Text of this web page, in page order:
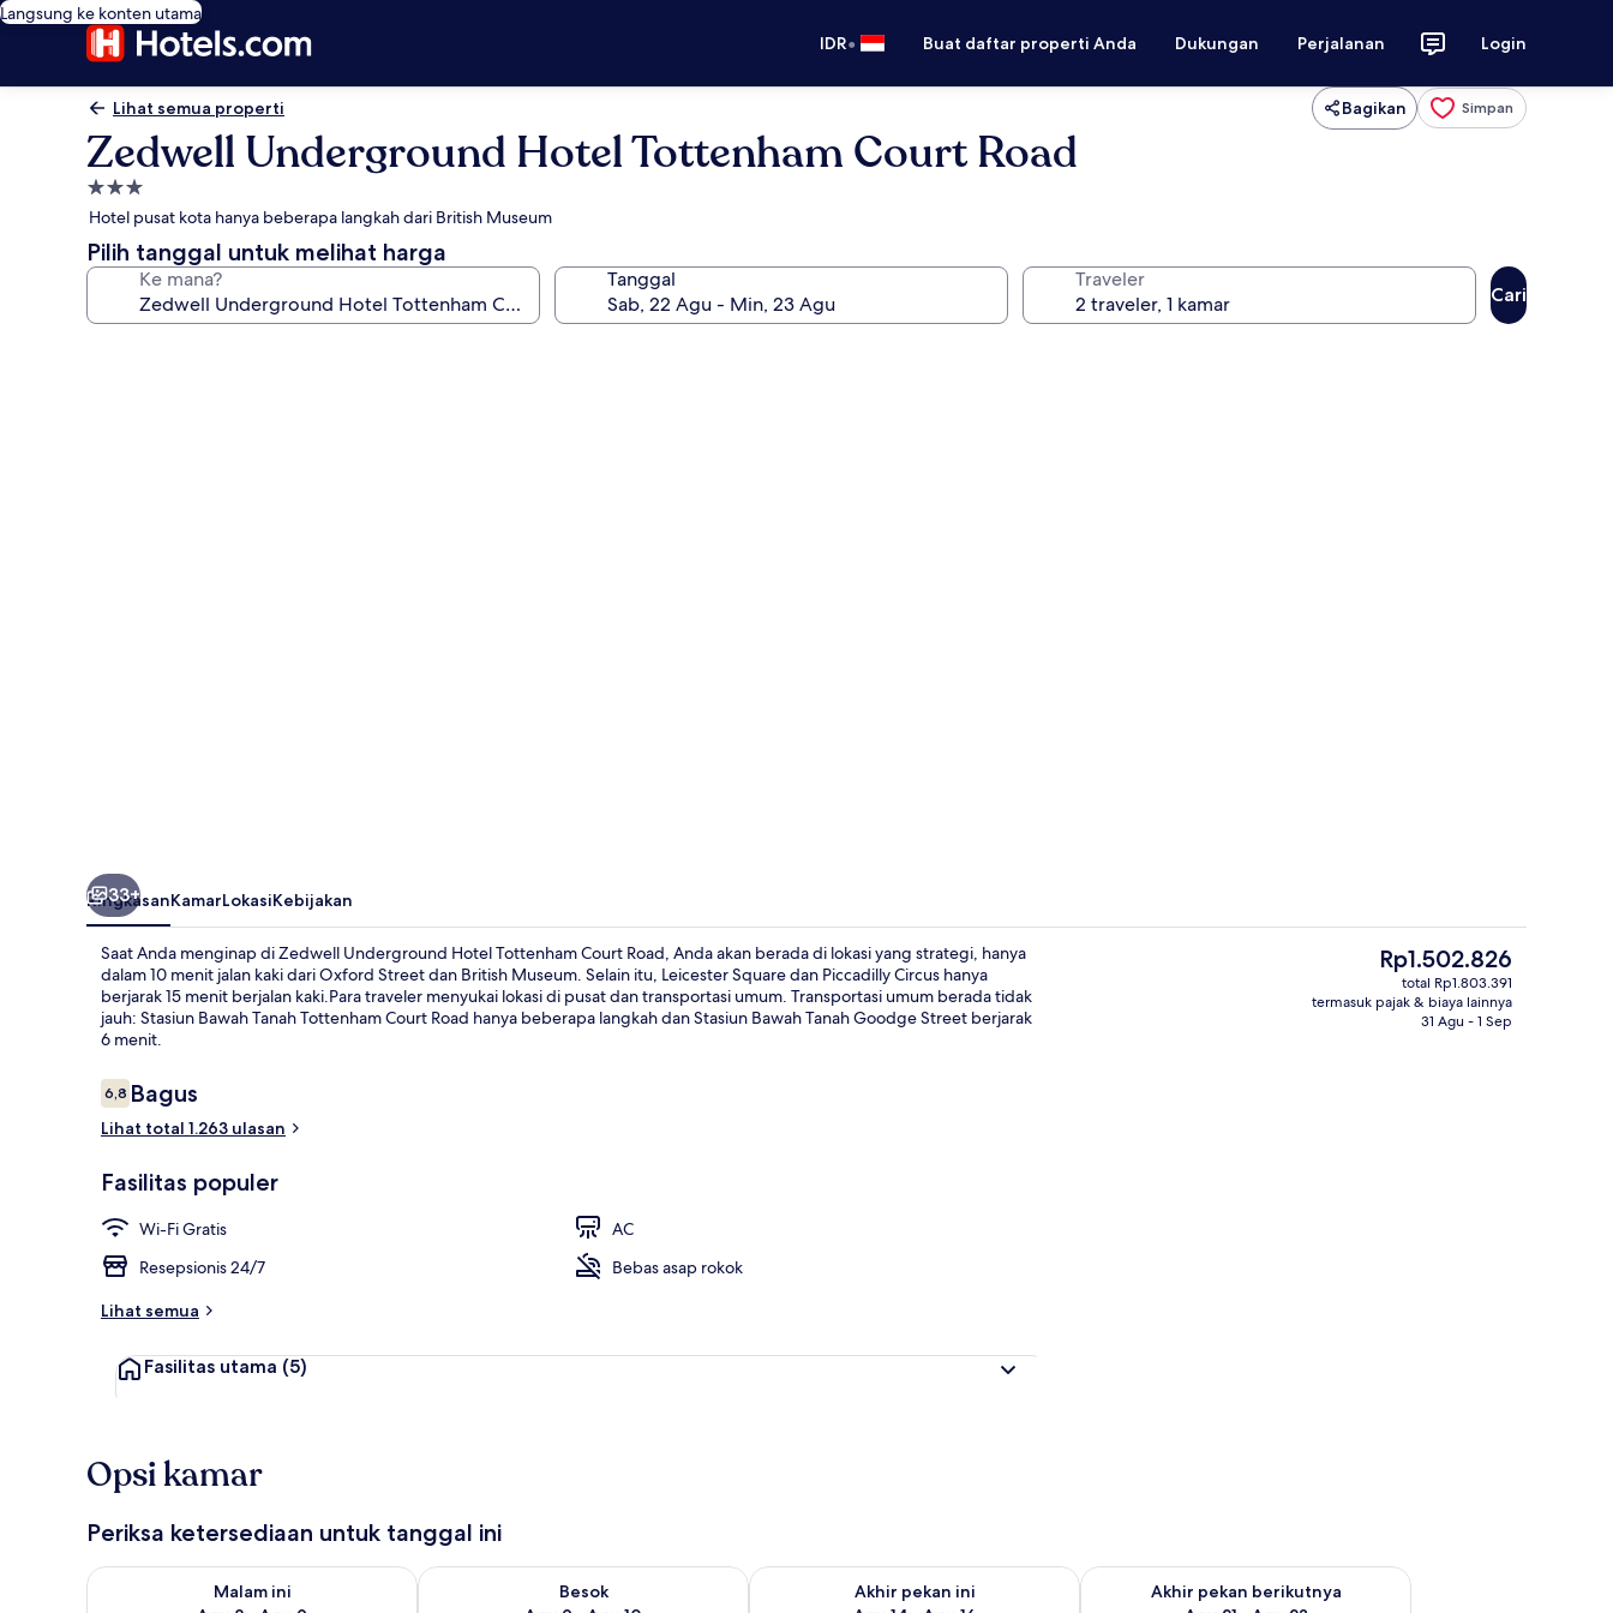
Langsung ke konten utama
IDR• Buat daftar properti Anda Dukungan Perjalanan Login
Lihat semua properti Bagikan Simpan
Zedwell Underground Hotel Tottenham Court Road
Properti
bintang
3.0
Hotel pusat kota hanya beberapa langkah dari British Museum
Pilih tanggal untuk melihat harga
Ke mana? Tanggal Traveler
Cari
Resepsionis Kamar Triple | Kedap suara, Wi-Fi
33+
RingkasanKamarLokasiKebijakan
Saat Anda menginap di Zedwell Underground Hotel Tottenham Court Road, Anda akan berada di lokasi yang strategi, hanya
dalam 10 menit jalan kaki dari Oxford Street dan British Museum. Selain itu, Leicester Square dan Piccadilly Circus hanya
berjarak 15 menit berjalan kaki.Para traveler menyukai lokasi di pusat dan transportasi umum. Transportasi umum berada tidak
jauh: Stasiun Bawah Tanah Tottenham Court Road hanya beberapa langkah dan Stasiun Bawah Tanah Goodge Street berjarak
6 menit.
Ulasan
6,86,8 dari 10
Bagus
Lihat total 1.263 ulasan
Fasilitas populer
Wi-Fi Gratis
AC
Resepsionis 24/7
Bebas asap rokok
Lihat semua
Fasilitas utama (5)
Harga
saat
ini
Rp1.502.826
Rp1.502.826
total Rp1.803.391
termasuk pajak & biaya lainnya
31 Agu - 1 Sep
Opsi kamar
Periksa ketersediaan untuk tanggal ini
Malam ini
Periksa ketersediaan untuk malam ini Agu 8 - Agu 9
Besok
Periksa ketersediaan untuk besok Agu 9 - Agu 10
Akhir pekan ini
Periksa ketersediaan untuk akhir pekan ini Agu 14 - Agu 16
Akhir pekan berikutnya
Periksa ketersediaan untuk akhir pekan berikutnya Agu 21 -